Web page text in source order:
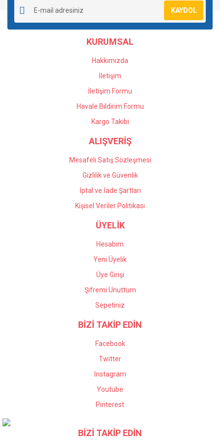
Ürün açıklamasında eksik bilgiler bulunuyor.
Ürün bilgilerinde hatalar bulunuyor.
Ürün fiyatı diğer sitelerden daha pahalı.
Gönder
KAYDOL
KURUMSAL
Hakkımızda
İletişim
İletişim Formu
Havale Bildirim Formu
Kargo Takibi
ALIŞVERİŞ
Mesafeli Satış Sözleşmesi
Gizlilik ve Güvenlik
İptal ve İade Şartları
Kişisel Veriler Politikası
ÜYELİK
Hesabım
Yeni Üyelik
Üye Girişi
Şifremi Unuttum
Sepetiniz
BİZİ TAKİP EDİN
Facebook
Twitter
Instagram
Youtube
Pinterest
BİZİ TAKİP EDİN